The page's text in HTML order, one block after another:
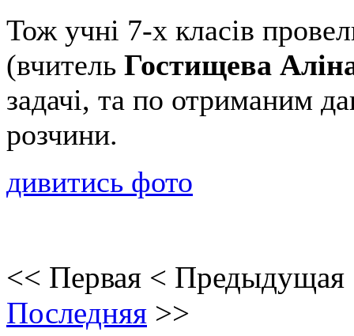
Тож учні 7-х класів
(вчитель Гостищева
задачі, та по отриманим
розчини.
дивитись фото
<< Первая < Предыдущая
Последняя >>